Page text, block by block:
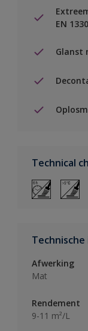
EN
Glanst
Technical
Afwerking
Mat
Rendement
9-11 m²/L